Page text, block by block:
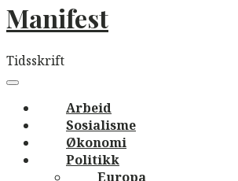
Manifest
Tidsskrift
navigation
Menu
Arbeid
Sosialisme
Økonomi
Politikk
Europa